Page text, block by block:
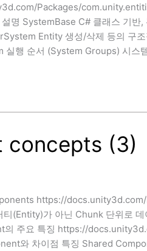
Packages/
명 SystemBase C# 클래스 기반
Entity 생성/삭제 등의 구
실행 순서 (System Groups) 시
concepts (3)
https://
(Entity)가 아닌 Chunk 단위로
의 주요 특징 https://
와 차이점 특징 Shared